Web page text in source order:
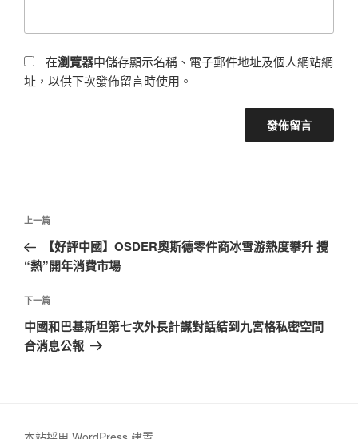
在瀏覽器中儲存顯示名稱、電子郵件地址及個人網站網
址，以供下次發佈留言時使用。
文
導
覽
上
一
篇
章
上一篇
【好評中國】OSDER奧斯德零件商冰雪游熱度攀升 攪
“熱”開年消費市場
下
一
篇
下一篇
中國和巴基斯坦第七次外長計謀對話結到九宮格私密空間
合消息公報